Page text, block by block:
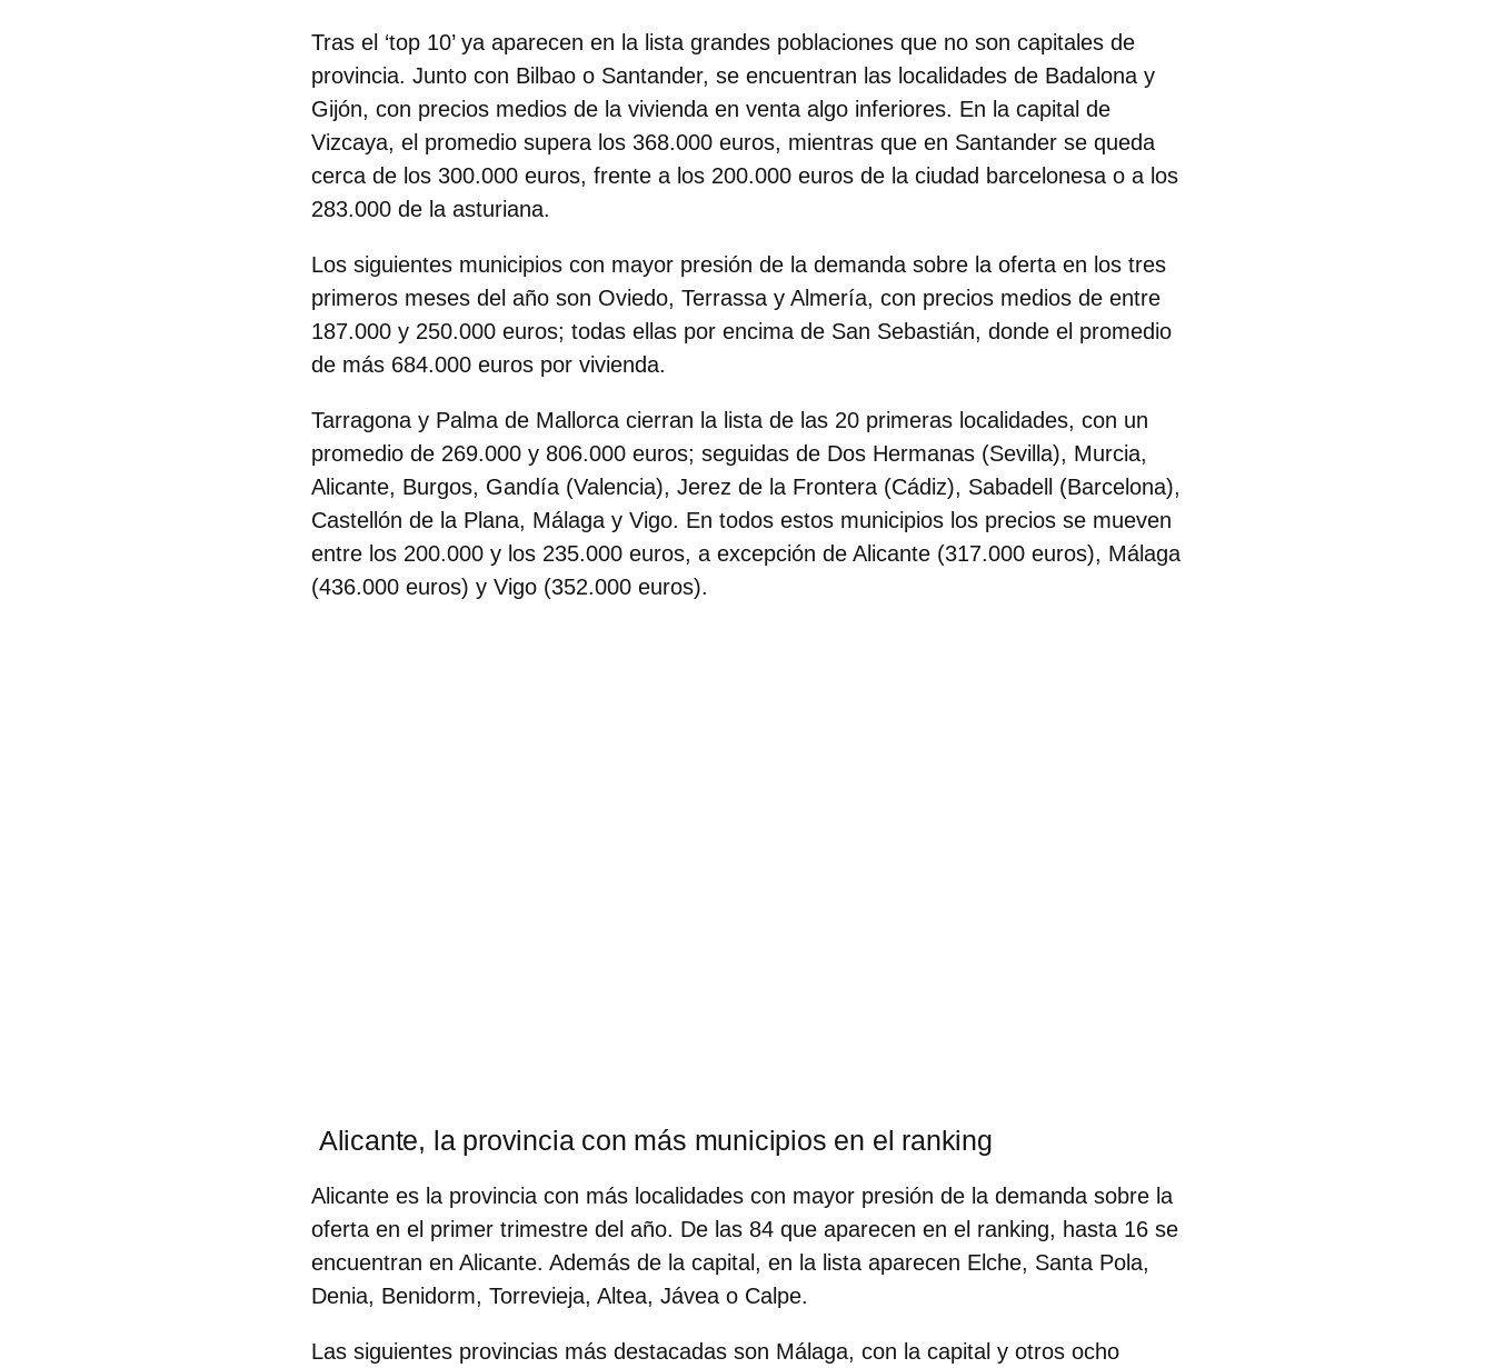
Tras el ‘top 10’ ya aparecen en la lista grandes poblaciones que no son capitales de
provincia. Junto con Bilbao o Santander, se encuentran las localidades de Badalona y
Gijón, con precios medios de la vivienda en venta algo inferiores. En la capital de
Vizcaya, el promedio supera los 368.000 euros, mientras que en Santander se queda
cerca de los 300.000 euros, frente a los 200.000 euros de la ciudad barcelonesa o a los
283.000 de la asturiana.
Los siguientes municipios con mayor presión de la demanda sobre la oferta en los tres
primeros meses del año son Oviedo, Terrassa y Almería, con precios medios de entre
187.000 y 250.000 euros; todas ellas por encima de San Sebastián, donde el promedio
de más 684.000 euros por vivienda.
Tarragona y Palma de Mallorca cierran la lista de las 20 primeras localidades, con un
promedio de 269.000 y 806.000 euros; seguidas de Dos Hermanas (Sevilla), Murcia,
Alicante, Burgos, Gandía (Valencia), Jerez de la Frontera (Cádiz), Sabadell (Barcelona),
Castellón de la Plana, Málaga y Vigo. En todos estos municipios los precios se mueven
entre los 200.000 y los 235.000 euros, a excepción de Alicante (317.000 euros), Málaga
(436.000 euros) y Vigo (352.000 euros).
Alicante, la provincia con más municipios en el ranking
Alicante es la provincia con más localidades con mayor presión de la demanda sobre la
oferta en el primer trimestre del año. De las 84 que aparecen en el ranking, hasta 16 se
encuentran en Alicante. Además de la capital, en la lista aparecen Elche, Santa Pola,
Denia, Benidorm, Torrevieja, Altea, Jávea o Calpe.
Las siguientes provincias más destacadas son Málaga, con la capital y otros ocho